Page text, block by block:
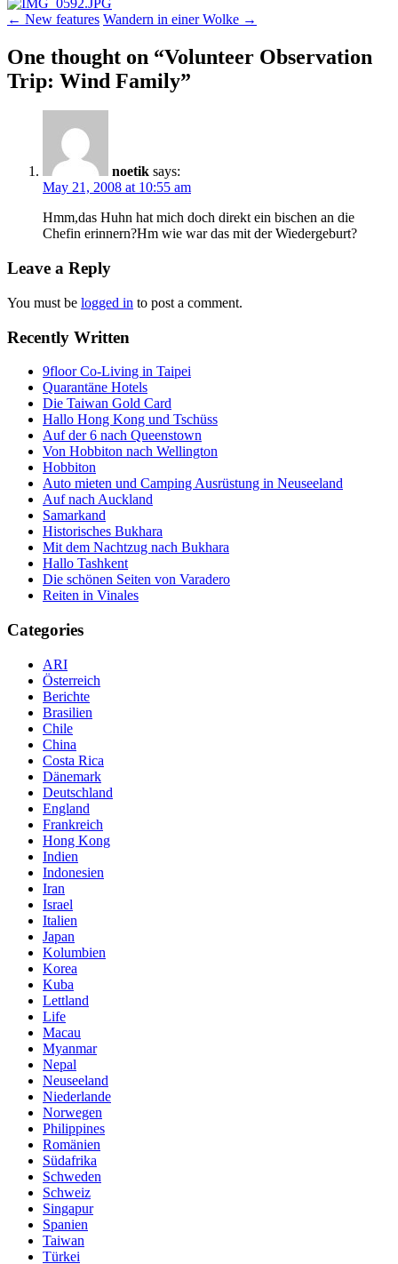
Post
navigation
← New features Wandern in einer Wolke →
One thought on “Volunteer Observation
Trip: Wind Family”
noetik says:
May 21, 2008 at 10:55 am
Hmm,das Huhn hat mich doch direkt ein bischen an die
Chefin erinnern?Hm wie war das mit der Wiedergeburt?
Leave a Reply
You must be logged in to post a comment.
Recently Written
9floor Co-Living in Taipei
Quarantäne Hotels
Die Taiwan Gold Card
Hallo Hong Kong und Tschüss
Auf der 6 nach Queenstown
Von Hobbiton nach Wellington
Hobbiton
Auto mieten und Camping Ausrüstung in Neuseeland
Auf nach Auckland
Samarkand
Historisches Bukhara
Mit dem Nachtzug nach Bukhara
Hallo Tashkent
Die schönen Seiten von Varadero
Reiten in Vinales
Categories
ARI
Österreich
Berichte
Brasilien
Chile
China
Costa Rica
Dänemark
Deutschland
England
Frankreich
Hong Kong
Indien
Indonesien
Iran
Israel
Italien
Japan
Kolumbien
Korea
Kuba
Lettland
Life
Macau
Myanmar
Nepal
Neuseeland
Niederlande
Norwegen
Philippines
Romänien
Südafrika
Schweden
Schweiz
Singapur
Spanien
Taiwan
Türkei